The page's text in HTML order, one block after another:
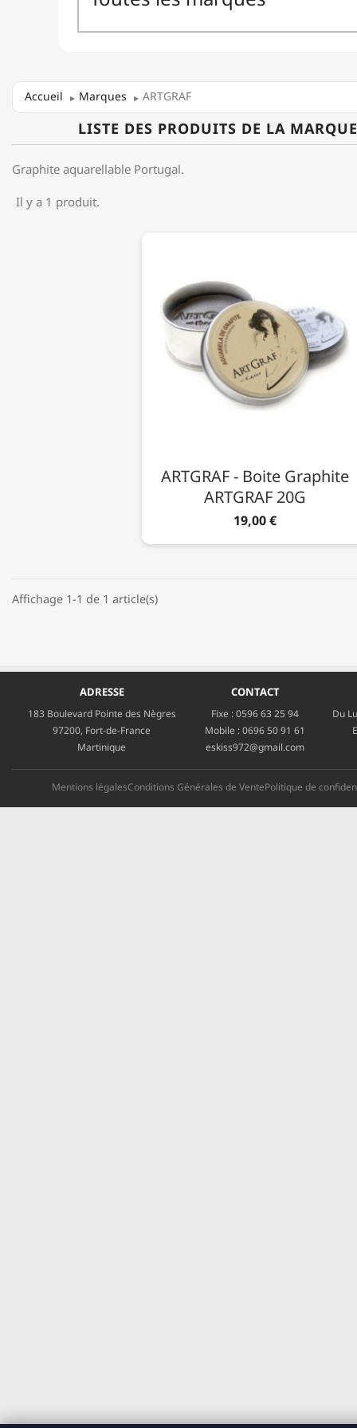
Accueil Marques ARTGRAF
LISTE DES PRODUITS DE LA
Graphite aquarellable Portugal.
Il y a 1 produit.
ARTGRAF - Boite Graphite
ARTGRAF 20G
19,00 €
Affichage 1-1 de 1 article(s)
ADRESSE
183 Boulevard Pointe des Nègres
97200, Fort-de-France
Martinique
CONTACT
Fixe :0596 63 25 94
Mobile :0696 50 91 61
eskiss972@gmail.com
Du
Mentions légalesConditions Générales de VentePolitique de